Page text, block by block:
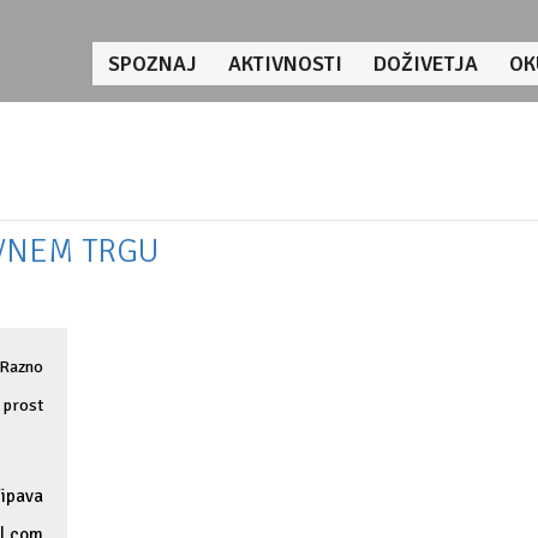
SPOZNAJ AKTIVNOSTI DOŽIVETJA
TRGU
prost